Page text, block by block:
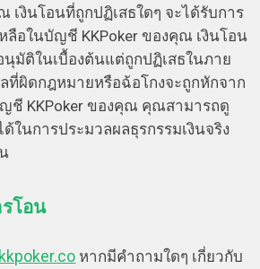
เงินโอนที่ถูกปฏิเสธใดๆ จะได้รับการ
ลือในบัญชี KKPoker ของคุณ เงินโอน
นุมัติในเบื้องต้นแต่ถูกปฏิเสธในภาย
ที่ผิดกฎหมายหรือฉ้อโกงจะถูกหักจาก
ญชี KKPoker ของคุณ คุณสามารถดู
ด้ในการประมวลผลธุรกรรมเงินจริง
โอน
หากมีคำถามใดๆ เกี่ยวกับ